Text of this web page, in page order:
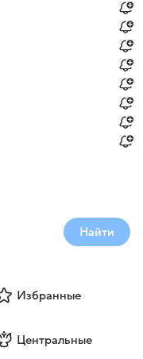
Найти
Избранные
Центральные